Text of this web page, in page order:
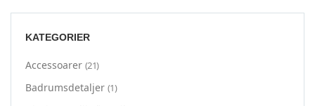
KATEGORIER
Accessoarer (21)
Badrumsdetaljer (1)